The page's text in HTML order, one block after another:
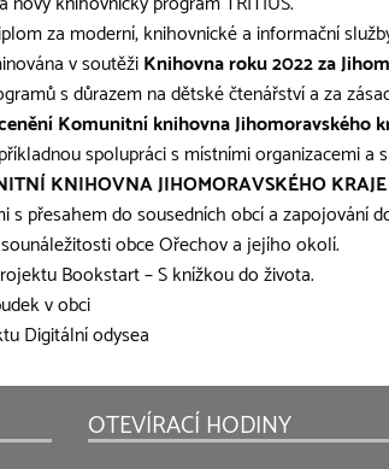
za moderní, knihovnické a informační
v soutěžiKnihovna roku 2022 za
s důrazem na dětské čtenářství a za
Komunitní knihovna Jihomoravského
spolupráci s místními organizacemi
KNIHOVNA JIHOMORAVSKÉHO
s přesahem do sousedních obcí a
obce Ořechov a jejího okolí.
Bookstart – S knížkou do života.
v obci
Digitální odysea
OTEVÍRACÍ HODINY